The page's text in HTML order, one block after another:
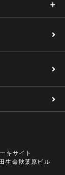
キサイト
命秋葉原ビル